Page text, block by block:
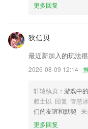
更多回复
狄信贝
最近新加入的玩法
2026-08-09 12:14
轩辕纨贞 ：游戏中
赖士以 回复 管慧冰
们的友谊和默契 来
更多回复